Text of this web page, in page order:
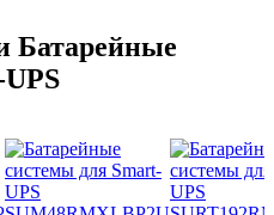
Батарейные